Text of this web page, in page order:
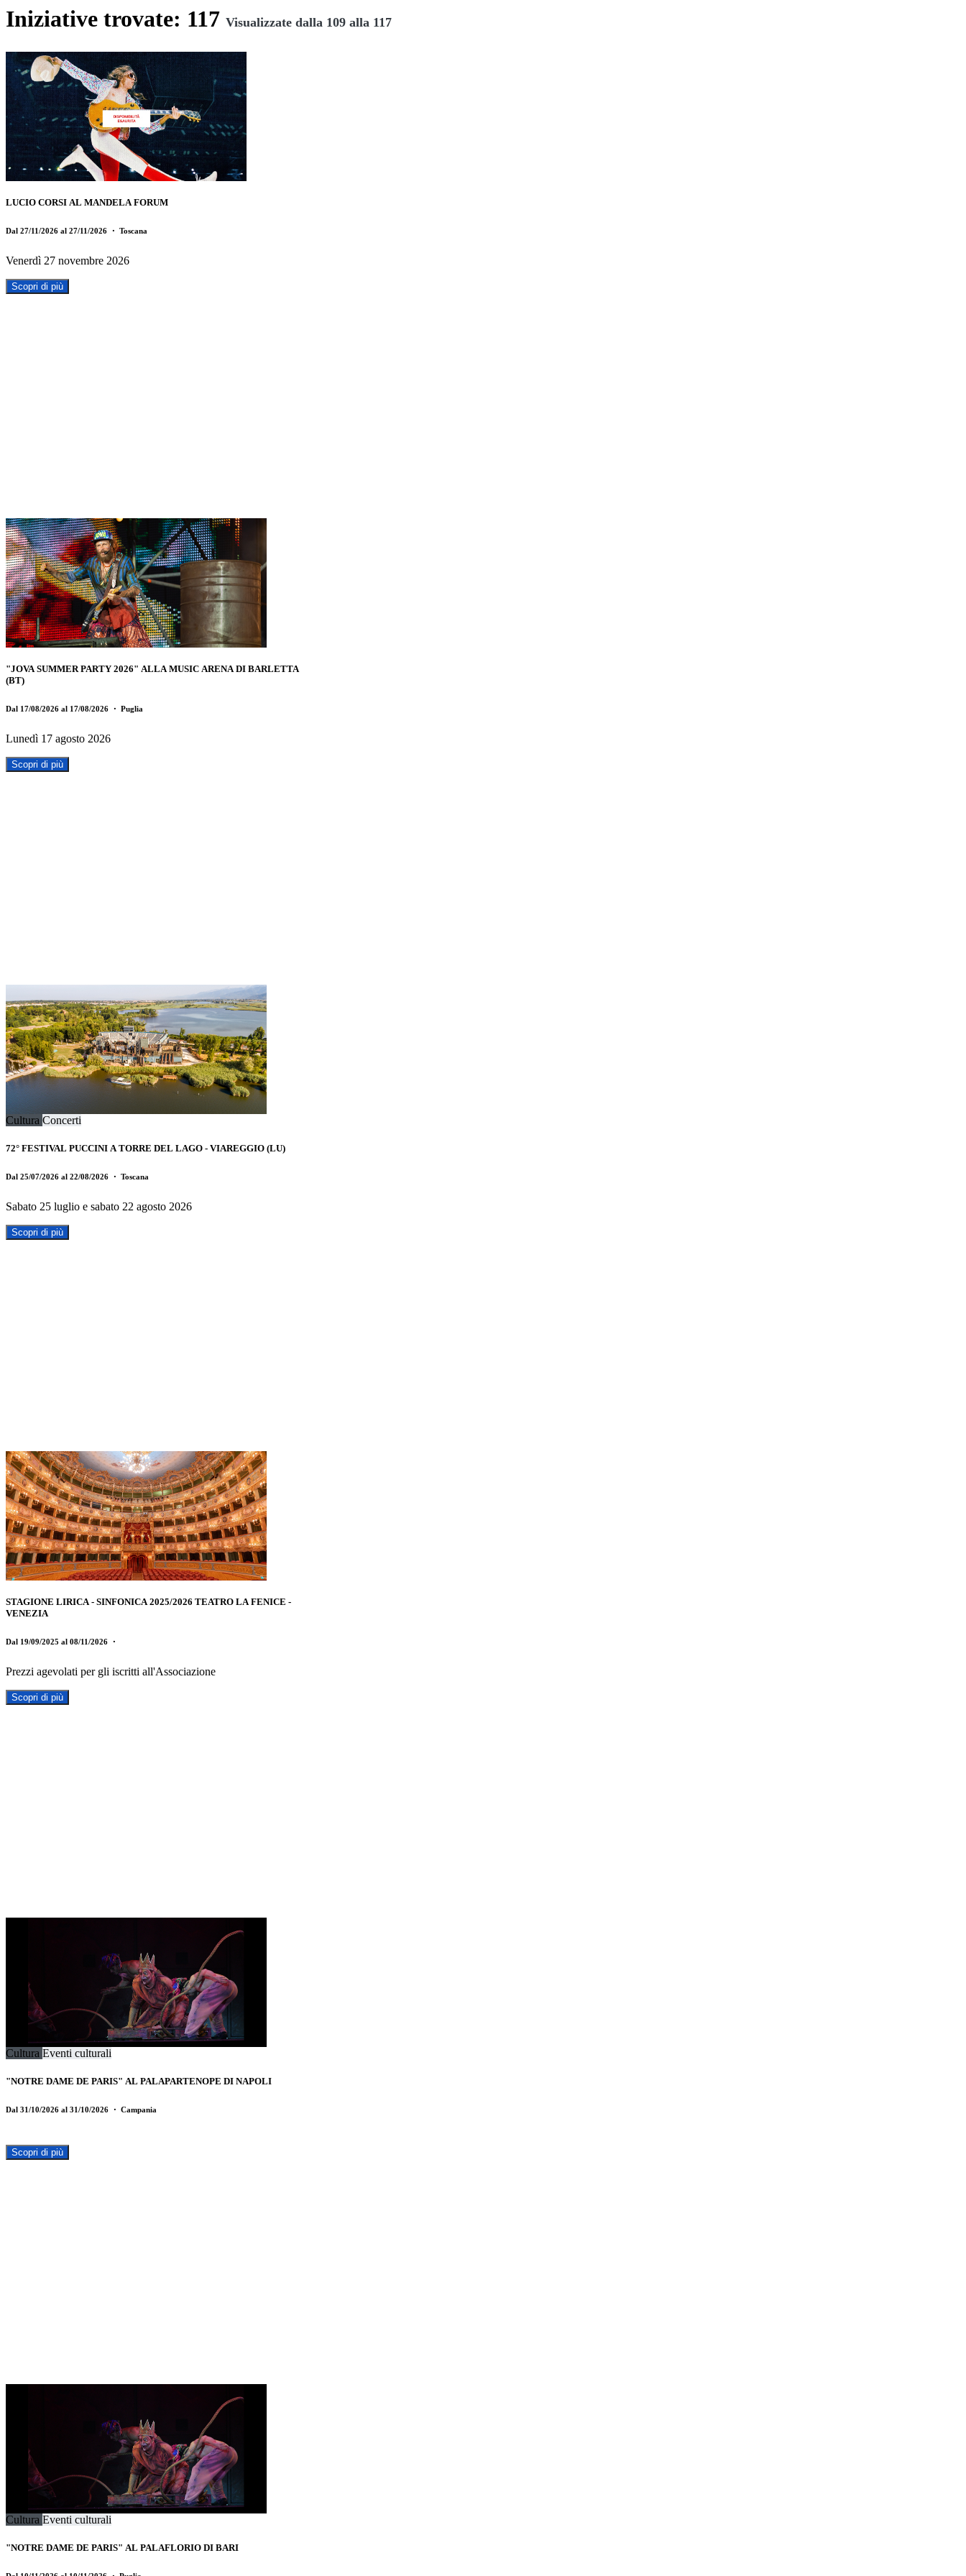
Iniziative trovate: 117 Visualizzate dalla 109 alla 117
LUCIO CORSI AL MANDELA FORUM
Dal 27/11/2026 al 27/11/2026 ・ Toscana
Venerdì 27 novembre 2026
Scopri di più
"JOVA SUMMER PARTY 2026" ALLA MUSIC ARENA DI BARLETTA
(BT)
Dal 17/08/2026 al 17/08/2026 ・ Puglia
Lunedì 17 agosto 2026
Scopri di più
Cultura Concerti
72° FESTIVAL PUCCINI A TORRE DEL LAGO - VIAREGGIO (LU)
Dal 25/07/2026 al 22/08/2026 ・ Toscana
Sabato 25 luglio e sabato 22 agosto 2026
Scopri di più
STAGIONE LIRICA - SINFONICA 2025/2026 TEATRO LA FENICE -
VENEZIA
Dal 19/09/2025 al 08/11/2026 ・
Prezzi agevolati per gli iscritti all'Associazione
Scopri di più
Cultura Eventi culturali
"NOTRE DAME DE PARIS" AL PALAPARTENOPE DI NAPOLI
Dal 31/10/2026 al 31/10/2026 ・ Campania
Scopri di più
Cultura Eventi culturali
"NOTRE DAME DE PARIS" AL PALAFLORIO DI BARI